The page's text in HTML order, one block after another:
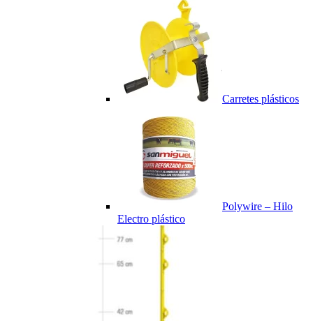
Carretes plásticos
Polywire – Hilo
Electro plástico